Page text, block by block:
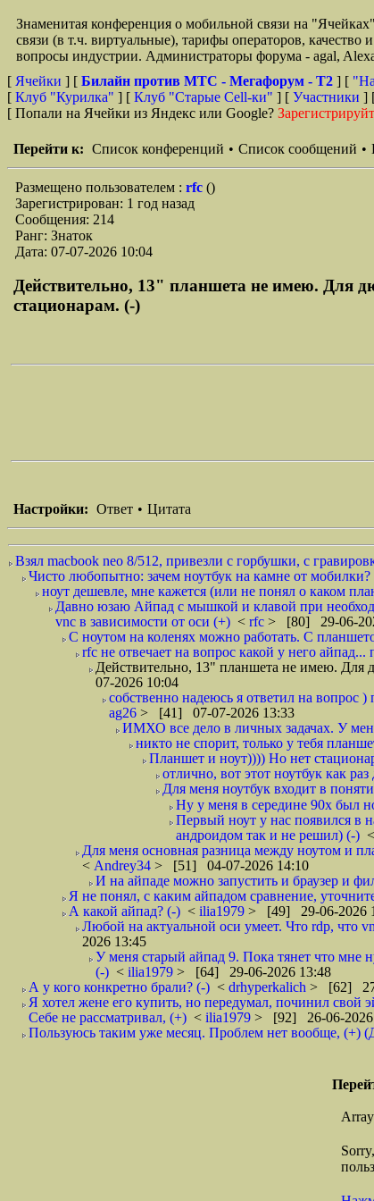
Знаменитая конференция о мобильной связи на
связи (в т.ч. виртуальные), тарифы операторов,
вопросы индустрии. Администраторы форума - agal,
[ Ячейки ] [ Билайн против МТС - Мегафорум - T2 ] [
[ Клуб "Курилка" ] [ Клуб "Старые Сell-ки" ] [ Участники ]
[ Попали на Ячейки из Яндекс или Google?
Перейти к: Список конференций • Список сообщений •
Размещено пользователем : rfc ()
Зарегистрирован: 1 год назад
Сообщения: 214
Ранг: Знаток
Дата: 07-07-2026 10:04
Действительно, 13" планшета не имею. Для
стационарам. (-)
Настройки: Ответ • Цитата
Взял macbook neo 8/512, привезли с горбушки, с
Чисто любопытно: зачем ноутбук на камне от
ноут дешевле, мне кажется (или не понял о каком
Давно юзаю Айпад с мышкой и клавой при
vnc в зависимости от оси (+) < rfc > [80] 29-06-
С ноутом на коленях можно работать. С
rfc не отвечает на вопрос какой у него
Действительно, 13" планшета не имею. Для
07-2026 10:04
собственно надеюсь я ответил на вопрос
ag26 > [41] 07-07-2026 13:33
ИМХО все дело в личных задачах. У
никто не спорит, только у тебя
Планшет и ноут)))) Но нет
отлично, вот этот ноутбук как
Для меня ноутбук входит в
Ну у меня в середине 90x был
Первый ноут у нас появился в
андроидом так и не решил) (-) <
Для меня основная разница между ноутом и
< Andrey34 > [51] 04-07-2026 14:10
И на айпаде можно запустить и браузер и
Я не понял, с каким айпадом сравнение,
А какой айпад? (-) < ilia1979 > [49] 29-06-2026
Любой на актуальной оси умеет. Что rdp, что
2026 13:45
У меня старый айпад 9. Пока тянет что мне
(-) < ilia1979 > [64] 29-06-2026 13:48
А у кого конкретно брали? (-) < drhyperkalich > [62]
Я хотел жене его купить, но передумал, починил свой
Себе не рассматривал, (+) < ilia1979 > [92] 26-06-2026
Пользуюсь таким уже месяц. Проблем нет вообще, (+)
Array